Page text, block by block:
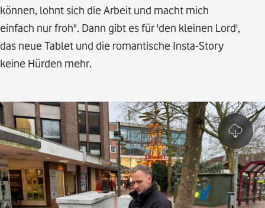
können, lohnt sich die Arbeit und macht mich
einfach nur froh". Dann gibt es für 'den kleinen Lord',
das neue Tablet und die romantische Insta-Story
keine Hürden mehr.